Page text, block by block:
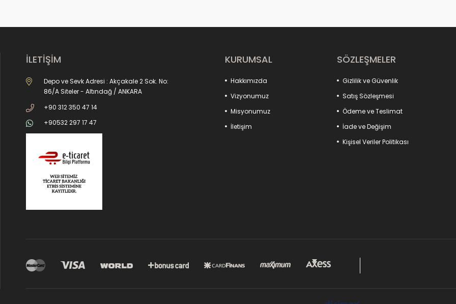
tam uyum sağlar. Mandal tipi pratik işkenceler
Kaliteyi, dayanıklılığı ve işlevselliği bir arada
artırmak için aradığınız her şey burada!
İLETİŞİM
Depo ve Sevk Adresi : Akçakale 2 Sok. No:
86/A Siteler - Altındağ / ANKARA
+90 312 350 47 14
+90532 297 17 47
KURUMSAL
Hakkımızda
Vizyonumuz
Misyonumuz
İletişim
SÖZLEŞMELER
Gizlilik ve Güvenlik
Satış Sözleşmesi
Ödeme ve Teslimat
İade ve Değişim
Kişisel Veriler Politikası